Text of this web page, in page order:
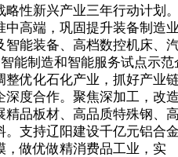
略性新兴产业三年行动计划
高端，巩固提升装备制造
智能装备、高档数控机床、
能制造和智能服务试点示范
整优化石化产业，抓好产业
深度合作。聚焦深加工，改
精品板材、高品质特殊钢、
支持辽阳建设千亿元铝合
，做优做精消费品工业，实